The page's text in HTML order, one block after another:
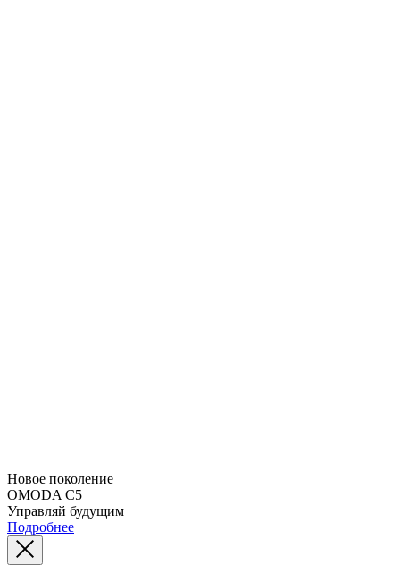
Новое поколение
OMODA C5
Управляй будущим
Подробнее